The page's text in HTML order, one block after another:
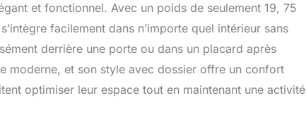
et fonctionnel. Avec un poids de seulement 19, 75
facilement dans n’importe quel intérieur sans
derrière une porte ou dans un placard après
moderne, et son style avec dossier offre un confort
optimiser leur espace tout en maintenant une activité